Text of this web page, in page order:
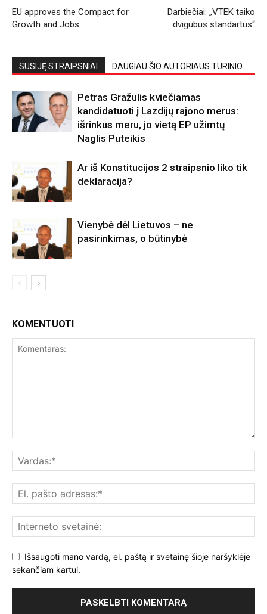
EU approves the Compact for
Growth and Jobs
Darbiečiai: „VTEK taiko
dvigubus standartus“
SUSIJĘ STRAIPSNIAI DAUGIAU ŠIO AUTORIAUS TURINIO
Petras Gražulis kviečiamas
kandidatuoti į Lazdijų rajono merus:
išrinkus meru, jo vietą EP užimtų
Naglis Puteikis
Ar iš Konstitucijos 2 straipsnio liko tik
deklaracija?
Vienybė dėl Lietuvos – ne
pasirinkimas, o būtinybė
KOMENTUOTI
Išsaugoti mano vardą, el. paštą ir svetainę šioje naršyklėje
sekančiam kartui.